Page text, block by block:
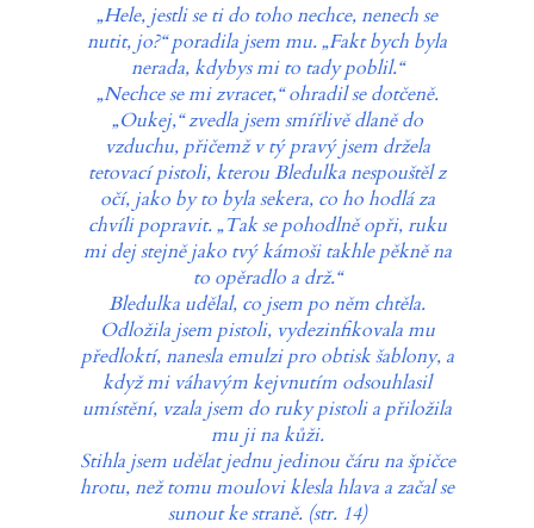
„Hele, jestli se ti do toho nechce, nenech se
nutit, jo?“ poradila jsem mu. „Fakt bych byla
nerada, kdybys mi to tady poblil.“
„Nechce se mi zvracet,“ ohradil se dotčeně.
„Oukej,“ zvedla jsem smířlivě dlaně do
vzduchu, přičemž v tý pravý jsem držela
tetovací pistoli, kterou Bledulka nespouštěl z
očí, jako by to byla sekera, co ho hodlá za
chvíli popravit. „Tak se pohodlně opři, ruku
mi dej stejně jako tvý kámoši takhle pěkně na
to opěradlo a drž.“
Bledulka udělal, co jsem po něm chtěla.
Odložila jsem pistoli, vydezinfikovala mu
předloktí, nanesla emulzi pro obtisk šablony, a
když mi váhavým kejvnutím odsouhlasil
umístění, vzala jsem do ruky pistoli a přiložila
mu ji na kůži.
Stihla jsem udělat jednu jedinou čáru na špičce
hrotu, než tomu moulovi klesla hlava a začal se
sunout ke straně. (str. 14)